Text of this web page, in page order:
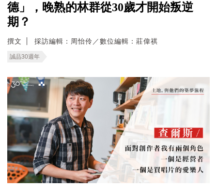
德」，晚熟的林群從30歲才開始叛逆
期？
撰文 採訪編輯：周怡伶／數位編輯：莊偉祺
誠品30週年